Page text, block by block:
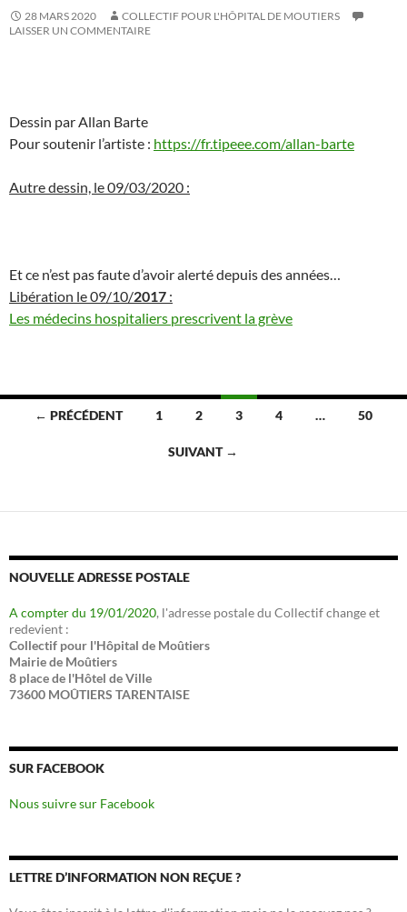
28 MARS 2020
COLLECTIF POUR L'HÔPITAL DE MOUTIERS
LAISSER UN COMMENTAIRE
Dessin par Allan Barte
Pour soutenir l’artiste : https://fr.tipeee.com/allan-barte
Autre dessin, le 09/03/2020 :
Et ce n’est pas faute d’avoir alerté depuis des années…
Libération le 09/10/2017 :
Les médecins hospitaliers prescrivent la grève
Navigation
← PRÉCÉDENT 1 2 3 4 … 50
SUIVANT →
NOUVELLE ADRESSE POSTALE
A compter du 19/01/2020, l'adresse postale du Collectif change et
redevient :
Collectif pour l'Hôpital de Moûtiers
Mairie de Moûtiers
8 place de l'Hôtel de Ville
73600 MOÛTIERS TARENTAISE
SUR FACEBOOK
Nous suivre sur Facebook
LETTRE D’INFORMATION NON REÇUE ?